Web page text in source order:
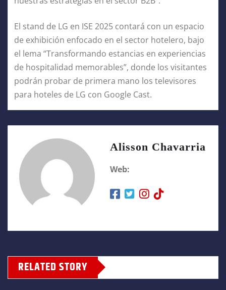
El stand de LG en ISE 2025 contará con un espacio
de exhibición enfocado en el sector hotelero, bajo
el lema “Transformando estancias en experiencias
de hospitalidad memorables”, donde los visitantes
podrán probar de primera mano los televisores
para hoteles de LG con Google Cast.
Alisson Chavarria
Web:
RELATED STORY